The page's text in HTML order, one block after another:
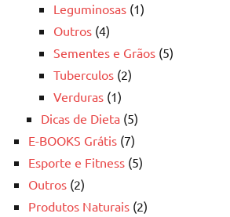
Leguminosas (1)
Outros (4)
Sementes e Grãos (5)
Tuberculos (2)
Verduras (1)
Dicas de Dieta (5)
E-BOOKS Grátis (7)
Esporte e Fitness (5)
Outros (2)
Produtos Naturais (2)